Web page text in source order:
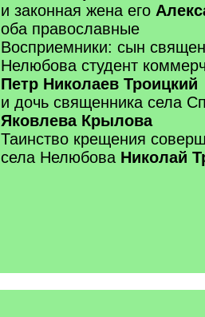
и законная жена его
оба православные
Восприемники: сын
Нелюбова студент
Петр Николаев Троицкий
и дочь священника села
Яковлева Крылова
Таинство крещения
села Нелюбова Николай